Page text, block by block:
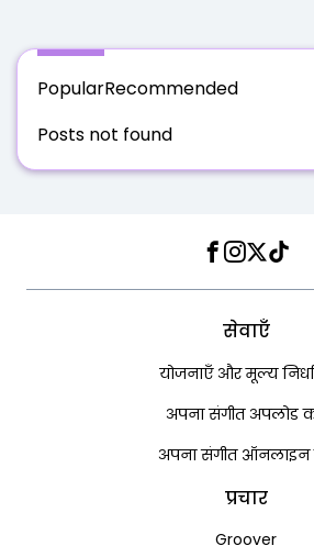
PopularRecommended
Posts not found
सेवाएँ
योजनाएँ और मूल्य
अपना संगीत अपलोड
अपना संगीत ऑनलाइन
प्रचार
Groover